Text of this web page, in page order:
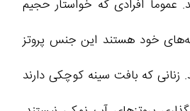
عموما افرادی که خواستار حجیم
خود هستند این جنس پروتز
زنانی که بافت سینه کوچکی دارند